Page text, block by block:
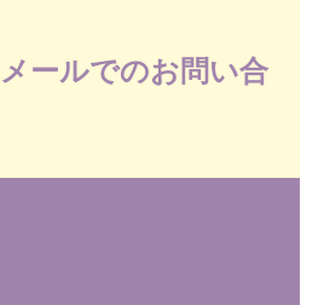
ールでのお問い合